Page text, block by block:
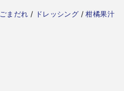
ごまだれ / ドレッシング /柑橘果汁